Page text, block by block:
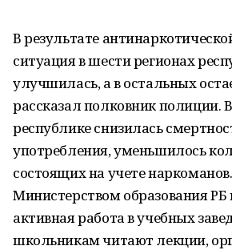
В результате
ситуация в шести регионах
улучшилась, а в остальных
рассказал полковник полиции.
республике снизилась
употребления, уменьшилось
состоящих на учете
Министерством образования РБ
активная работа в учебных
школьникам читают лекции,